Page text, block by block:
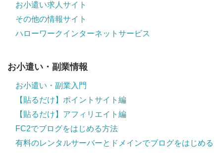
お小遣い求人サイト
その他の情報サイト
ハローワークインターネットサービス
お小遣い・副業情報
お小遣い・副業入門
【貼るだけ】ポイントサイト編
【貼るだけ】アフィリエイト編
FC2でブログをはじめる方法
有料のレンタルサーバーとドメインでブログをはじめる